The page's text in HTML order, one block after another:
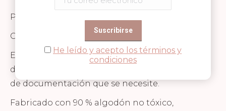
Porta documentos de Play and Store.
Con el diseño de tu colección favorita.
En su interior tiene 5 compartimentos de
distintos tamaños para guardar cualquier tipo
de documentación que se necesite.
Fabricado con 90 % algodón no tóxico,
He leído y acepto los términos y
condiciones